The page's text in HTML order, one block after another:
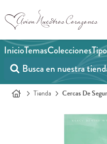
InicioTemasColecciones
Tienda Cercas De